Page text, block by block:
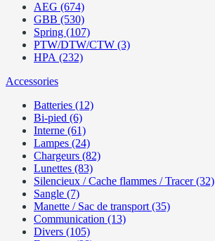
AEG (674)
GBB (530)
Spring (107)
PTW/DTW/CTW (3)
HPA (232)
Accessories
Batteries (12)
Bi-pied (6)
Interne (61)
Lampes (24)
Chargeurs (82)
Lunettes (83)
Silencieux / Cache flammes / Tracer (32)
Sangle (7)
Manette / Sac de transport (35)
Communication (13)
Divers (105)